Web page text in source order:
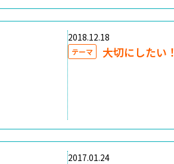
2018.12.18
テーマ 大切にしたい
2017.01.24